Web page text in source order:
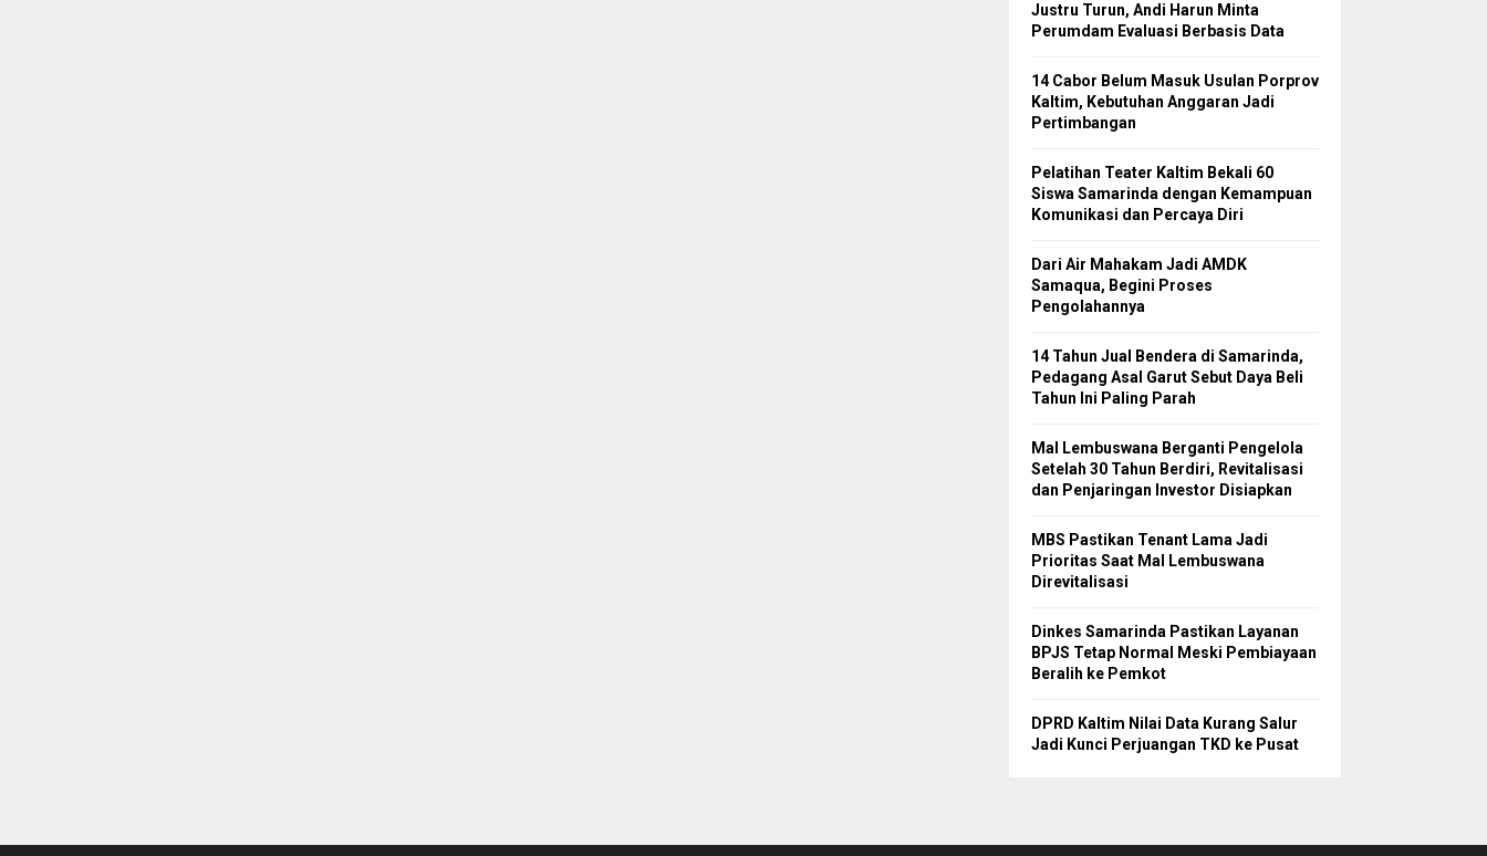
Justru Turun, Andi Harun Minta
Perumdam Evaluasi Berbasis Data
14 Cabor Belum Masuk Usulan Porprov
Kaltim, Kebutuhan Anggaran Jadi
Pertimbangan
Pelatihan Teater Kaltim Bekali 60
Siswa Samarinda dengan Kemampuan
Komunikasi dan Percaya Diri
Dari Air Mahakam Jadi AMDK
Samaqua, Begini Proses
Pengolahannya
14 Tahun Jual Bendera di Samarinda,
Pedagang Asal Garut Sebut Daya Beli
Tahun Ini Paling Parah
Mal Lembuswana Berganti Pengelola
Setelah 30 Tahun Berdiri, Revitalisasi
dan Penjaringan Investor Disiapkan
MBS Pastikan Tenant Lama Jadi
Prioritas Saat Mal Lembuswana
Direvitalisasi
Dinkes Samarinda Pastikan Layanan
BPJS Tetap Normal Meski Pembiayaan
Beralih ke Pemkot
DPRD Kaltim Nilai Data Kurang Salur
Jadi Kunci Perjuangan TKD ke Pusat